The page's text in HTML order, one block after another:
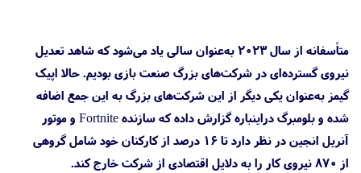
متأسفانه از سال ۲۰۲۳ به‌عنوان سالی یاد می‌شود که شاهد تعدیل
نیروی گسترده‌ای در شرکت‌های بزرگ صنعت بازی بودیم. حالا اپیک
گیمز به‌عنوان یکی دیگر از این شرکت‌های بزرگ به این جمع اضافه
شده و بلومبرگ دراینباره گزارش داده که سازنده Fortnite و موتور
آنریل انجین در نظر دارد تا ۱۶ درصد از کارکنان خود شامل گروهی
از ۸۷۰ نیروی کار را به دلایل اقتصادی از شرکت خارج کند.